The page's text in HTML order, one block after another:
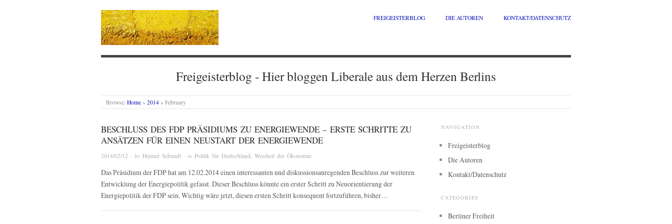
FREIGEISTERBLOG DIE AUTOREN KONTAKT/DATENSCHUTZ
Freigeisterblog - Hier bloggen Liberale aus dem Herzen Berlins
Browse: Home » 2014 » February
BESCHLUSS DES FDP PRÄSIDIUMS ZU ENERGIEWENDE – ERSTE SCHRITTE ZU
ANSÄTZEN FÜR EINEN NEUSTART DER ENERGIEWENDE
2014/02/12 · by Henner Schmidt · in Politik für Deutschland, Weisheit der Ökonomie
Das Präsidium der FDP hat am 12.02.2014 einen interessanten und diskussionsanregenden Beschluss zur weiteren
Entwicklung der Energiepolitik gefasst. Dieser Beschluss könnte ein erster Schritt zu Neuorientierung der
Energiepolitik der FDP sein. Wichtig wäre jetzt, diesen ersten Schritt konsequent fortzuführen, bisher…
NAVIGATION
Freigeisterblog
Die Autoren
Kontakt/Datenschutz
CATEGORIES
Berliner Freiheit